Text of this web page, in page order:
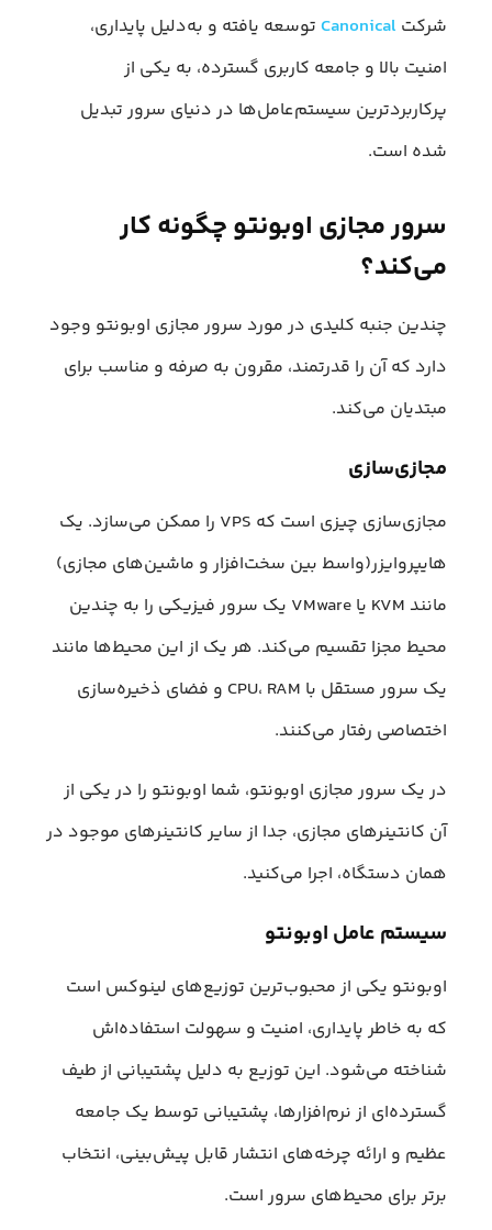
شرکت Canonical توسعه یافته و به‌دلیل پایداری،
امنیت بالا و جامعه کاربری گسترده، به یکی از
پرکاربردترین سیستم‌عامل‌ها در دنیای سرور تبدیل
شده است.
سرور مجازی اوبونتو چگونه کار
می‌کند؟
چندین جنبه کلیدی در مورد سرور مجازی اوبونتو وجود
دارد که آن را قدرتمند، مقرون به صرفه و مناسب برای
مبتدیان می‌کند.
مجازی‌سازی
مجازی‌سازی چیزی است که VPS را ممکن می‌سازد. یک
هایپروایزر(واسط بین سخت‌افزار و ماشین‌های مجازی)
مانند KVM یا VMware یک سرور فیزیکی را به چندین
محیط مجزا تقسیم می‌کند. هر یک از این محیط‌ها مانند
یک سرور مستقل با CPU، RAM و فضای ذخیره‌سازی
اختصاصی رفتار می‌کنند.
در یک سرور مجازی اوبونتو، شما اوبونتو را در یکی از
آن کانتینرهای مجازی، جدا از سایر کانتینرهای موجود در
همان دستگاه، اجرا می‌کنید.
سیستم عامل اوبونتو
اوبونتو یکی از محبوب‌ترین توزیع‌های لینوکس است
که به خاطر پایداری، امنیت و سهولت استفاده‌اش
شناخته می‌شود. این توزیع به دلیل پشتیبانی از طیف
گسترده‌ای از نرم‌افزارها، پشتیبانی توسط یک جامعه
عظیم و ارائه چرخه‌های انتشار قابل پیش‌بینی، انتخاب
برتر برای محیط‌های سرور است.